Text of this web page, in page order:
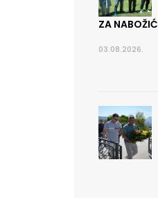
ZA NABOŽIĆ
03.08.2026.